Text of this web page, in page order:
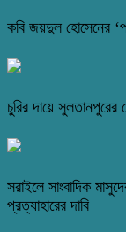
কবি জয়দুল হোসেনের
চুরির দায়ে সুলতানপুরের
সরাইলে সাংবাদিক
প্রত্যাহারের দাবি